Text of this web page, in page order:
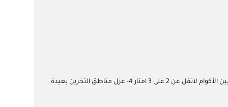
1- إستخدام مظلات أو مستودعات أعلاف 2- ترتيب الأعلاف في شكل أكوام مع تغطيتها بأغطية لذلك في حالة إستخدام المظلات 3- ترك مسافات بين الأكوام لاتقل عن 2 على 3 امتار 4- عزل مناطق التخزين بعيدة